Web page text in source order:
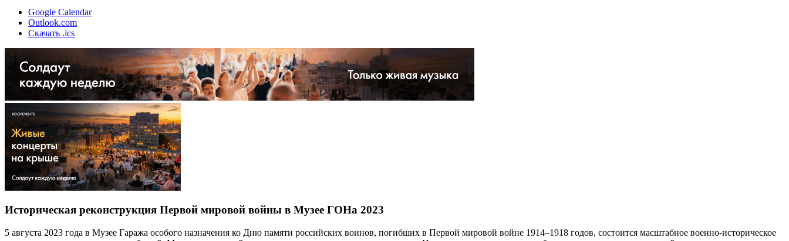
Google Calendar
Outlook.com
Скачать .ics
Историческая реконструкция Первой мировой войны в Музее ГОНа 2023
5 августа 2023 года в Музее Гаража особого назначения ко Дню памяти российских воинов, погибших в Первой мировой войне 1914–1918 годов, состоится масштабное военно-историческое